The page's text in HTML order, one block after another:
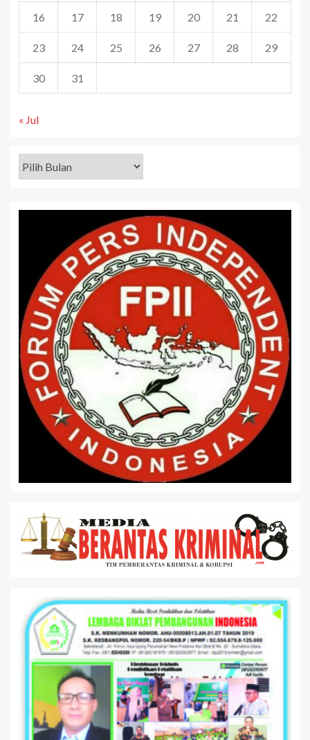
16 17 18 19 20 21 22
23 24 25 26 27 28 29
30 31
« Jul